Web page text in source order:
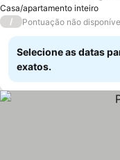
Casa/apartamento inteiro
Ver preços
/ Pontuação não
Selecione as datas
exatos.